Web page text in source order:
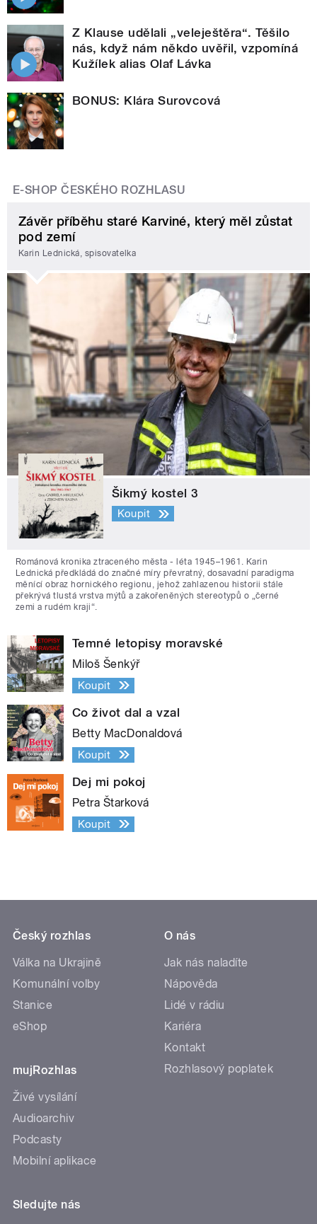
Z Klause udělali „veleještěra“. Těšilo
nás, když nám někdo uvěřil, vzpomíná
Kužílek alias Olaf Lávka
BONUS: Klára Surovcová
E-SHOP ČESKÉHO ROZHLASU
Závěr příběhu staré Karviné, který měl zůstat
pod zemí
Karin Lednická, spisovatelka
Šikmý kostel 3
Koupit
Románová kronika ztraceného města - léta 1945–1961. Karin
Lednická předkládá do značné míry převratný, dosavadní paradigma
měnící obraz hornického regionu, jehož zahlazenou historii stále
překrývá tlustá vrstva mýtů a zakořeněných stereotypů o „černé
zemi a rudém kraji“.
Temné letopisy moravské
Miloš Šenkýř
Koupit
Co život dal a vzal
Betty MacDonaldová
Koupit
Dej mi pokoj
Petra Štarková
Koupit
Český rozhlas
Válka na Ukrajině
Komunální volby
Stanice
eShop
mujRozhlas
Živé vysílání
Audioarchiv
Podcasty
Mobilní aplikace
O nás
Jak nás naladíte
Nápověda
Lidé v rádiu
Kariéra
Kontakt
Rozhlasový poplatek
Sledujte nás